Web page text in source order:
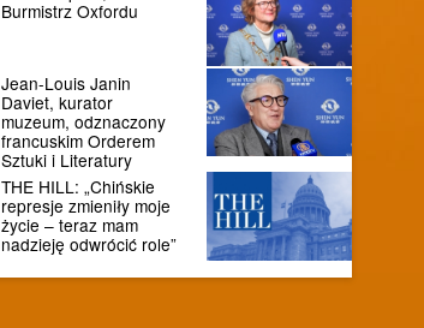
Burmistrz Oxfordu
Jean-Louis Janin
Daviet, kurator
muzeum, odznaczony
francuskim Orderem
Sztuki i Literatury
THE HILL: „Chińskie
represje zmieniły moje
życie – teraz mam
nadzieję odwrócić role”